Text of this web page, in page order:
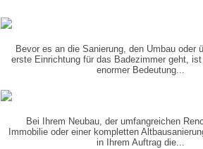
PLANUNGIN 3-D
Bevor es an die Sanierung, den Umbau oder
erste Einrichtung für das Badezimmer geht,
enormer Bedeutung...
KOORDINIERUNGDER
Bei Ihrem Neubau, der umfangreichen
Immobilie oder einer kompletten
in Ihrem Auftrag die...